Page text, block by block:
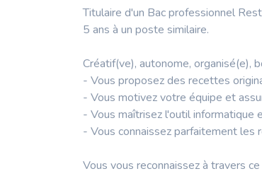
Titulaire d'un Bac professionnel
5 ans à un poste similaire.
Créatif(ve), autonome, organisé(e),
- Vous proposez des recettes
- Vous motivez votre équipe et
- Vous maîtrisez l'outil
- Vous connaissez parfaitement les
Vous vous reconnaissez à travers